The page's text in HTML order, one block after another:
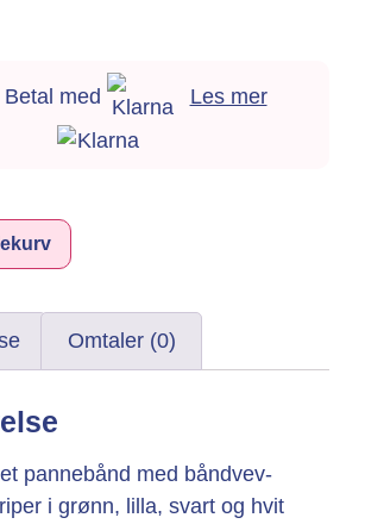
med Les mer
Omtaler (0)
pannebånd med båndvev-
i grønn, lilla, svart og hvit